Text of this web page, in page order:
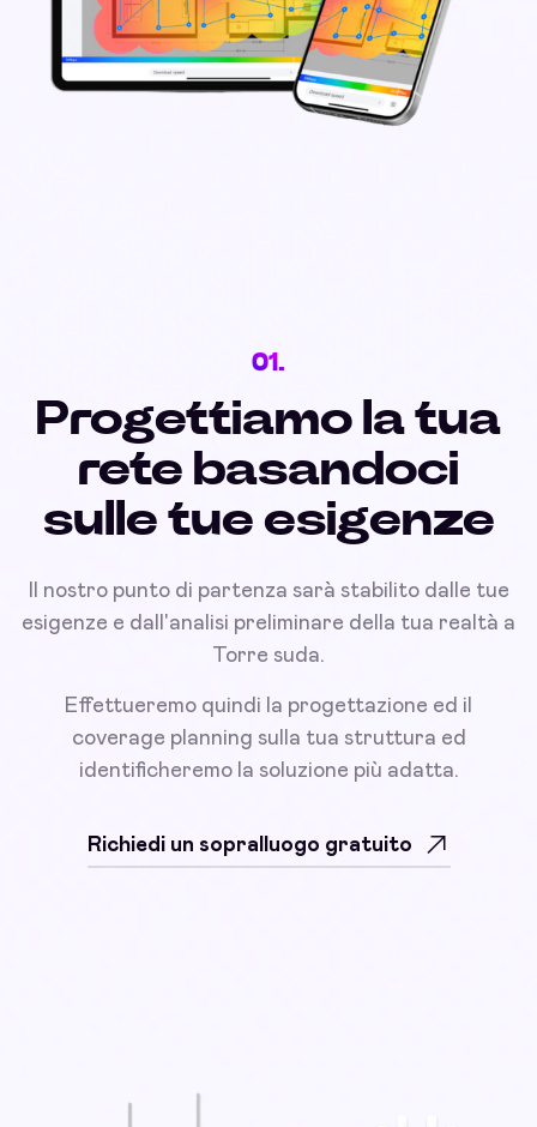
01.
Progettiamo la tua
rete basandoci
sulle tue esigenze
Il nostro punto di partenza sarà stabilito dalle tue
esigenze e dall'analisi preliminare della tua realtà a
Torre suda.
Effettueremo quindi la progettazione ed il
coverage planning sulla tua struttura ed
identificheremo la soluzione più adatta.
Richiedi un sopralluogo gratuito